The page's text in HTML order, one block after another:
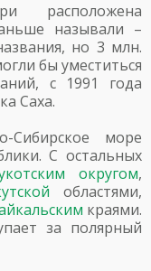
расположена
называли –
но 3 млн.
бы уместиться
с 1991 года
Саха.
море
С остальных
округом,
областями,
краями.
за полярный